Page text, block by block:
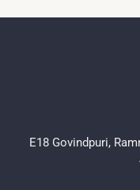
E18 Govindpuri,